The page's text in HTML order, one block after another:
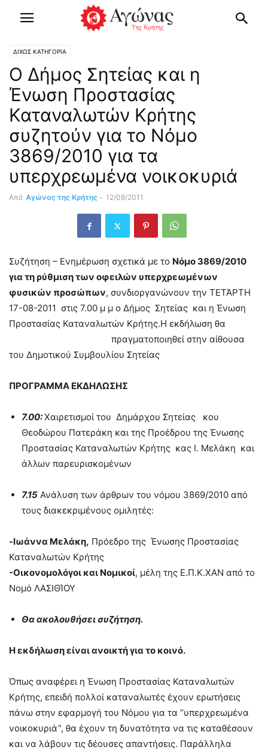
ΔΙΧΩΣ ΚΑΤΗΓΟΡΙΑ
Ο Δήμος Σητείας και η
Ένωση Προστασίας
Καταναλωτών Κρήτης
συζητούν για το Νόμο
3869/2010 για τα
υπερχρεωμένα νοικοκυριά
Από Αγώνας της Κρήτης - 12/08/2011
Συζήτηση – Ενημέρωση σχετικά με το Νόμο 3869/2010
για τη ρύθμιση των οφειλών υπερχρεωμένων
φυσικών προσώπων, συνδιοργανώνουν την ΤΕΤΆΡΤΗ
17-08-2011 στις 7.00 μ μ ο Δήμος Σητείας και η Ένωση
Προστασίας Καταναλωτών Κρήτης.Η εκδήλωση θα
πραγματοποιηθεί στην αίθουσα
του Δημοτικού Συμβουλίου Σητείας
ΠΡΟΓΡΑΜΜΑ ΕΚΔΗΛΩΣΗΣ
7.00:Χαιρετισμοί του Δημάρχου Σητείας κου
Θεοδώρου Πατεράκη και της Προέδρου της Ένωσης
Προστασίας Καταναλωτών Κρήτης κας Ι. Μελάκη και
άλλων παρευρισκομένων
7.15 Ανάλυση των άρθρων του νόμου 3869/2010 από
τους διακεκριμένους ομιλητές:
-Ιωάννα Μελάκη, Πρόεδρο της Ένωσης Προστασίας
Καταναλωτών Κρήτης
-Οικονομολόγοι και Νομικοί, μέλη της Ε.Π.Κ.ΧΑΝ από το
Νομό ΛΑΣΙΘΊΟΥ
Θα ακολουθήσει συζήτηση.
Η εκδήλωση είναι ανοικτή για το κοινό.
Όπως αναφέρει η Ένωση Προστασίας Καταναλωτών
Κρήτης, επειδή πολλοί καταναλωτές έχουν ερωτήσεις
πάνω στην εφαρμογή του Νόμου για τα “υπερχρεωμένα
νοικοκυριά”, θα έχουν τη δυνατότητα να τις καταθέσουν
και να λάβουν τις δέουσες απαντήσεις. Παράλληλα